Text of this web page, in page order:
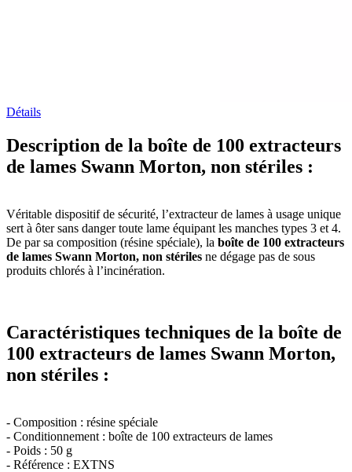
Détails
Description de la boîte de 100 extracteurs
de lames Swann Morton, non stériles :
Véritable dispositif de sécurité, l’extracteur de lames à usage unique
sert à ôter sans danger toute lame équipant les manches types 3 et 4.
De par sa composition (résine spéciale), la boîte de 100 extracteurs
de lames Swann Morton, non stériles ne dégage pas de sous
produits chlorés à l’incinération.
Caractéristiques techniques de la boîte de
100 extracteurs de lames Swann Morton,
non stériles :
- Composition : résine spéciale
- Conditionnement : boîte de 100 extracteurs de lames
- Poids : 50 g
- Référence : EXTNS